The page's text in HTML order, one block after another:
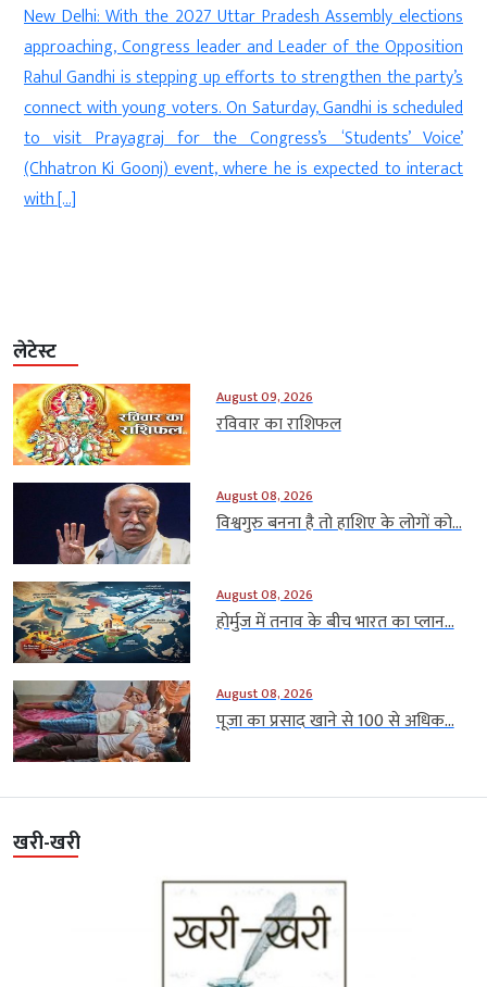
New Delhi: With the 2027 Uttar Pradesh Assembly elections
approaching, Congress leader and Leader of the Opposition
Rahul Gandhi is stepping up efforts to strengthen the party’s
connect with young voters. On Saturday, Gandhi is scheduled
to visit Prayagraj for the Congress’s ‘Students’ Voice’
(Chhatron Ki Goonj) event, where he is expected to interact
with […]
लेटेस्ट
August 09, 2026
रविवार का राशिफल
August 08, 2026
विश्वगुरु बनना है तो हाशिए के लोगों को...
August 08, 2026
होर्मुज में तनाव के बीच भारत का प्लान...
August 08, 2026
पूजा का प्रसाद खाने से 100 से अधिक...
खरी-खरी